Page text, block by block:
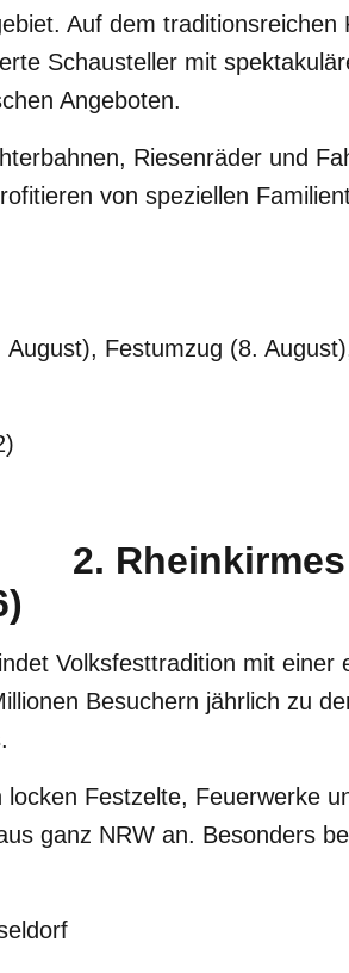
Auf dem traditionsreichen
Schausteller mit
Angeboten.
Riesenräder und
von speziellen
Festumzug (8.
2.
Volksfesttradition mit einer
Besuchern jährlich zu
Festzelte, Feuerwerke
ganz NRW an. Besonders